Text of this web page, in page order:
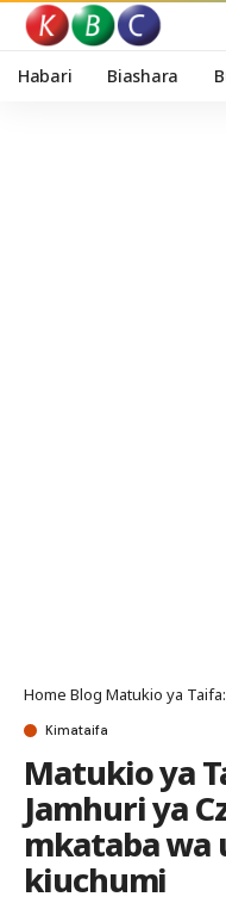
Habari Biashara
Home Blog Matukio ya Taifa: Kenya na
Kimataifa
Matukio ya
Jamhuri ya
mkataba wa
kiuchumi